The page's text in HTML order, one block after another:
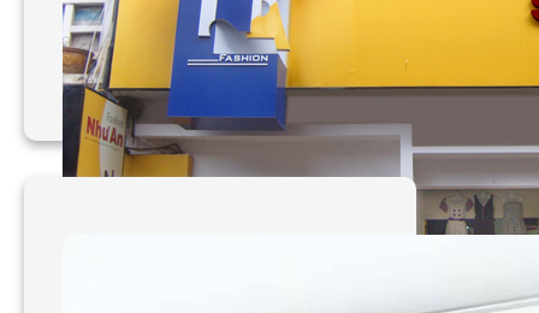
Mẫu bảng hiệu gỗ của
công ty Tầm Nhìn Việt